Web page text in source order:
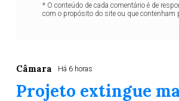
* O conteúdo de cada comentário é de
com o propósito do site ou que contenham
Câmara Há 6 horas
Projeto extingue